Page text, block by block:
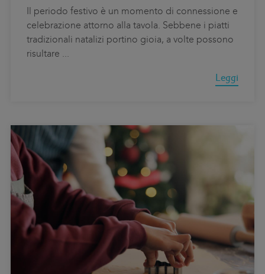
Il periodo festivo è un momento di connessione e
celebrazione attorno alla tavola. Sebbene i piatti
tradizionali natalizi portino gioia, a volte possono
risultare
Leggi